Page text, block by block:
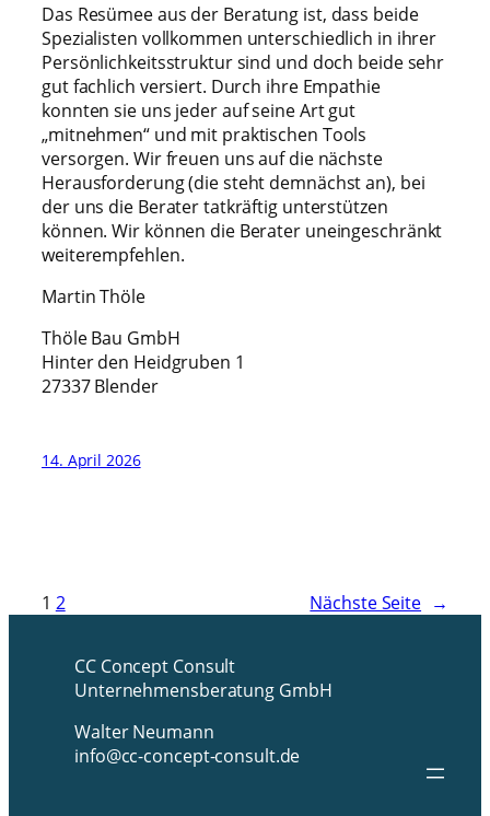
Das Resümee aus der Beratung ist, dass beide
Spezialisten vollkommen unterschiedlich in ihrer
Persönlichkeitsstruktur sind und doch beide sehr
gut fachlich versiert. Durch ihre Empathie
konnten sie uns jeder auf seine Art gut
„mitnehmen“ und mit praktischen Tools
versorgen. Wir freuen uns auf die nächste
Herausforderung (die steht demnächst an), bei
der uns die Berater tatkräftig unterstützen
können. Wir können die Berater uneingeschränkt
weiterempfehlen.
Martin Thöle
Thöle Bau GmbH
Hinter den Heidgruben 1
27337 Blender
14. April 2026
1 2 Nächste Seite →
CC Concept Consult
Unternehmensberatung GmbH
Walter Neumann
info@cc-concept-consult.de